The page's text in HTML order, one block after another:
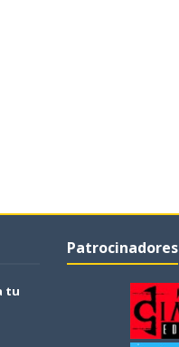
tu
Patrocinadores